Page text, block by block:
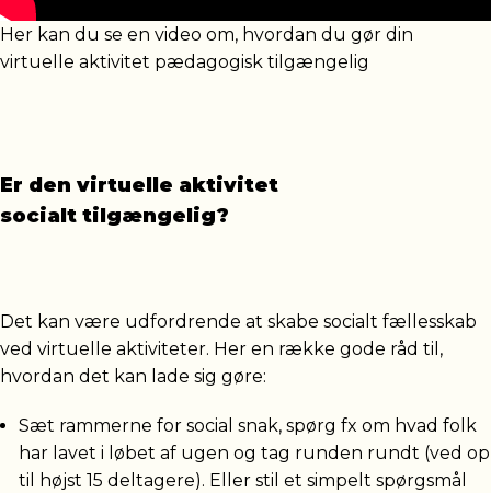
Her kan du se en video om, hvordan du gør din
virtuelle aktivitet pædagogisk tilgængelig
Er den virtuelle aktivitet
socialt tilgængelig?
Det kan være udfordrende at skabe socialt fællesskab
ved virtuelle aktiviteter. Her en række gode råd til,
hvordan det kan lade sig gøre:
Sæt rammerne for social snak, spørg fx om hvad folk
har lavet i løbet af ugen og tag runden rundt (ved op
til højst 15 deltagere). Eller stil et simpelt spørgsmål